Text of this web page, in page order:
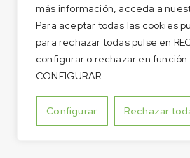
más información, acceda a
Para aceptar todas las cookies
para rechazar todas pulse en
configurar o rechazar en
CONFIGURAR.
Configurar Rechazar